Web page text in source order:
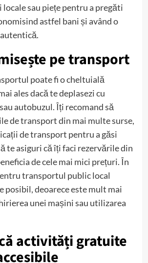
sau piețe pentru a pregăti
astfel bani și având o
pe transport
poate fi o cheltuială
ales dacă te deplasezi cu
autobuzul. Îți recomand să
de transport din mai multe surse,
de transport pentru a găsi
te asiguri că îți faci rezervările din
de cele mai mici prețuri. În
transportul public local
posibil, deoarece este mult mai
unei mașini sau utilizarea
activități gratuite